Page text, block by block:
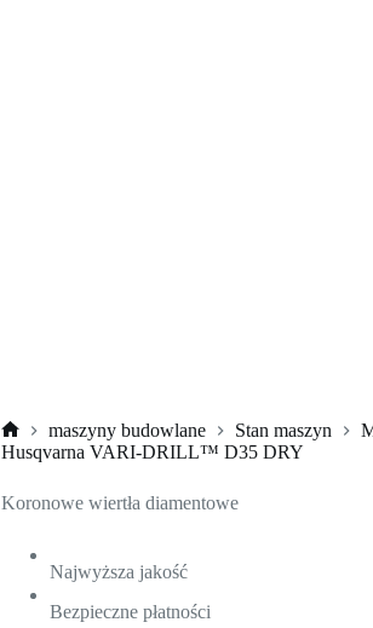
Strona
maszyny budowlane Stan maszyn
Husqvarna VARI-DRILL™ D35 DRY
Koronowe wiertła diamentowe
Najwyższa jakość
Bezpieczne płatności